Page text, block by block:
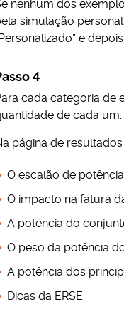
nenhum dos
simulação
e
4
cada categoria de
de cada
página de
O escalão de
O impacto na fatura
A potência do
O peso da potência
A potência dos
Dicas da ERSE.